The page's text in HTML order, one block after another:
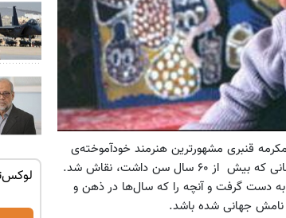
قنبری مشهورترین هنرمند خودآموخته‌ی
ایرانی است. او در سال ۱۳۰۷ در یکی از روستاهای مازندران متولد شد و زمانی که بیش از ۶۰ سال سن داشت، نقاش شد.
به دست گرفت و آنچه را که سال‌ها در ذهن و
نامش جهانی شده باشد.
برگ بزرگترین، لوکس‌ترین و قوی‌ترین شاسی بلند
EREV در در ایران رونمایی شد